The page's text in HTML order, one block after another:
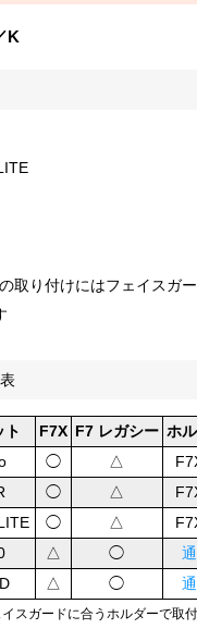
K
取り付けにはフェイスガ
ト F7X F7 レガシー ホ
◯ △
◯ △
◯ △
△ ◯
△ ◯
スガードに合うホルダーで取付